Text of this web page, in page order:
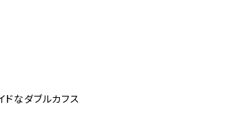
ドなダブルカフス